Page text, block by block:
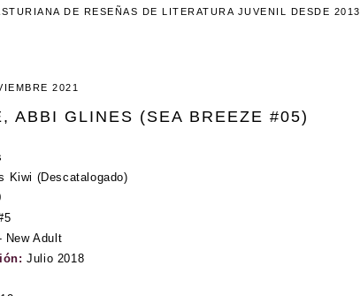
DE RESEÑAS DE LITERATURA JUVENIL DESDE 2013
2021
ABBI GLINES (SEA BREEZE #05)
Kiwi (Descatalogado)
New Adult
Julio 2018